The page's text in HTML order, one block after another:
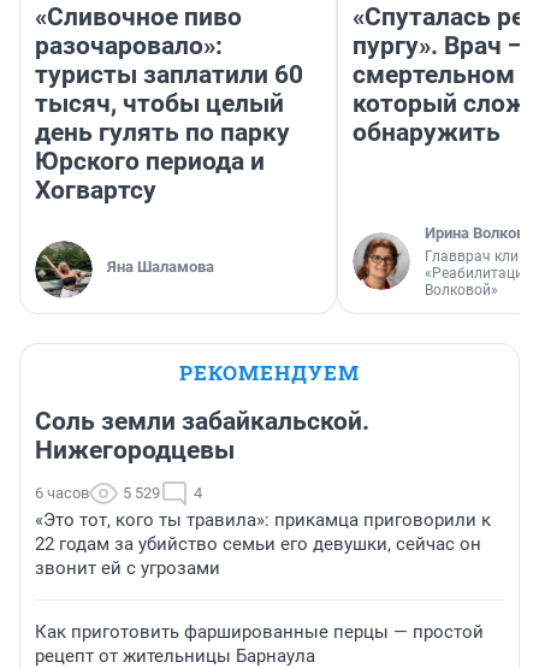
«Сливочное пиво
разочаровало»:
туристы заплатили 60
тысяч, чтобы целый
день гулять по парку
Юрского периода и
Хогвартсу
Яна Шаламова
«Спуталась
пургу». Врач —
смертельном
который
обнаружить
Ирина Волкова
Главврач
«Реабилитация
Волковой»
РЕКОМЕНДУЕМ
Соль земли забайкальской.
Нижегородцевы
6 часов 5 529 4
«Это тот, кого ты травила»: прикамца приговорили к
22 годам за убийство семьи его девушки, сейчас он
звонит ей с угрозами
Как приготовить фаршированные перцы — простой
рецепт от жительницы Барнаула